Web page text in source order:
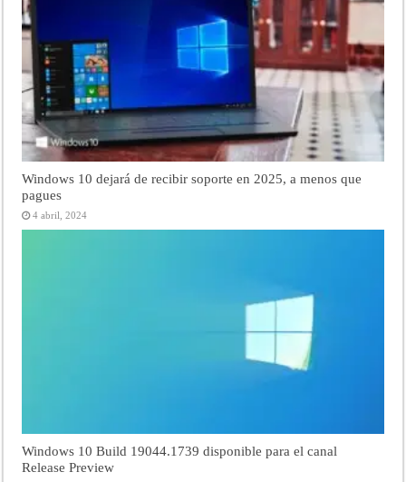
Windows 10 dejará de recibir soporte en 2025, a menos que
pagues
4 abril, 2024
Windows 10 Build 19044.1739 disponible para el canal
Release Preview